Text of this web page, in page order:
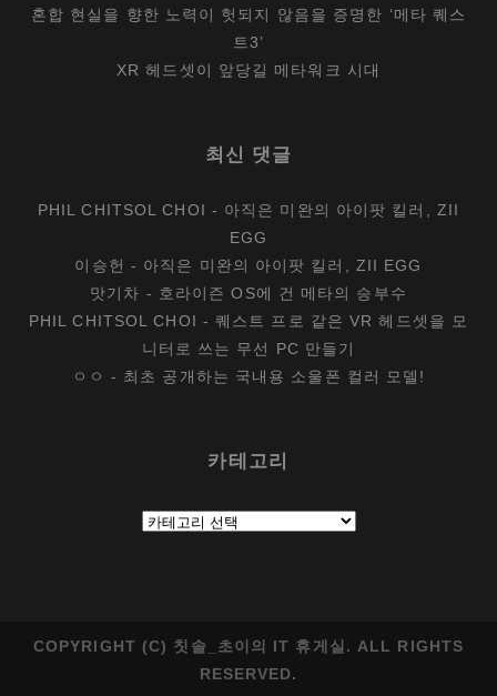
혼합 현실을 향한 노력이 헛되지 않음을 증명한 ‘메타 퀘스
트3’
XR 헤드셋이 앞당길 메타워크 시대
최신 댓글
PHIL CHITSOL CHOI - 아직은 미완의 아이팟 킬러, ZII
EGG
이승헌 - 아직은 미완의 아이팟 킬러, ZII EGG
맛기차 - 호라이즌 OS에 건 메타의 승부수
PHIL CHITSOL CHOI -퀘스트 프로 같은 VR 헤드셋을 모
니터로 쓰는 무선 PC 만들기
ㅇㅇ - 최초 공개하는 국내용 소울폰 컬러 모델!
카테고리
테
COPYRIGHT (C) 칫솔_초이의 IT 휴게실. ALL RIGHTS
RESERVED.